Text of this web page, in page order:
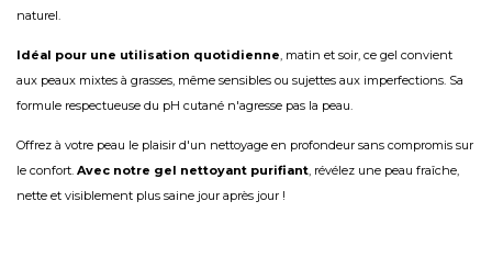
naturel.
Idéal pour une utilisation quotidienne, matin et soir, ce gel convient
aux peaux mixtes à grasses, même sensibles ou sujettes aux imperfections. Sa
formule respectueuse du pH cutané n'agresse pas la peau.
Offrez à votre peau le plaisir d'un nettoyage en profondeur sans compromis sur
le confort. Avec notre gel nettoyant purifiant, révélez une peau fraîche,
nette et visiblement plus saine jour après jour !